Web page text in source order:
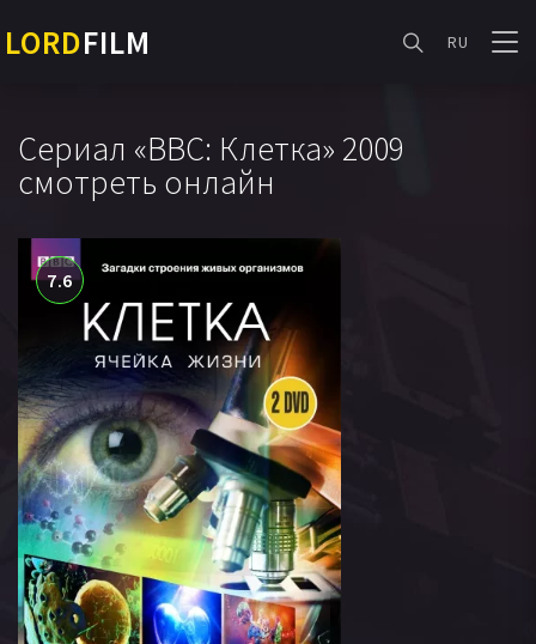
LORDFILM RU
Сериал «BBC: Клетка» 2009
смотреть онлайн
7.6